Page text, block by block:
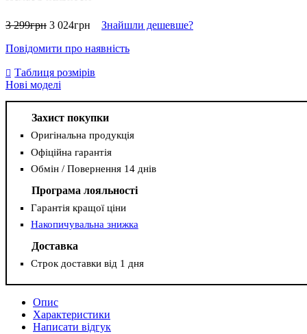
3 299грн 3 024грн
Знайшли дешевше?
Повідомити про наявність
Таблиця розмірів
Нові моделі
Захист покупки
Оригінальна продукція
Офіційна гарантія
Обмін / Повернення 14 днів
Програма лояльності
Гарантія кращої ціни
Накопичувальна знижка
Доставка
Строк доставки від 1 дня
Опис
Характеристики
Написати відгук